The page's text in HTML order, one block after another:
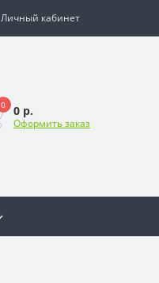
Личный кабинет
0 0 р.
Оформить заказ